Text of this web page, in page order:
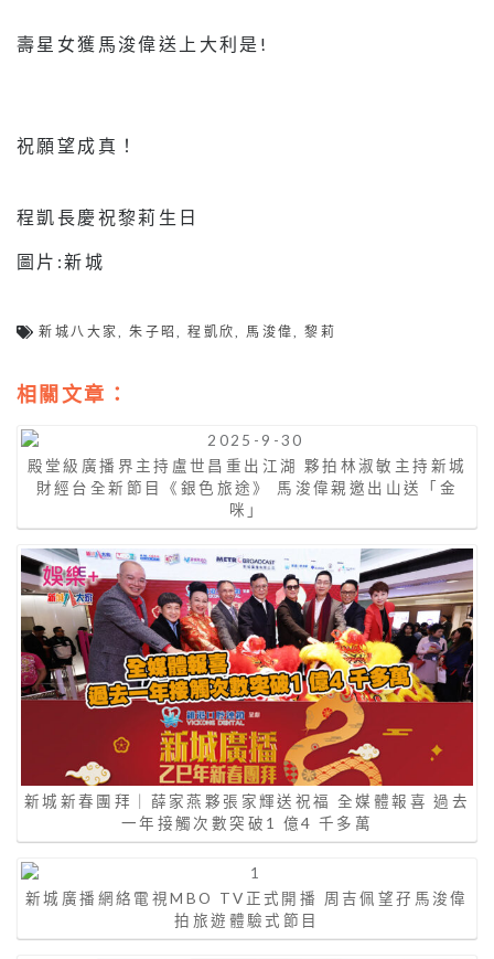
壽星女獲馬浚偉送上大利是!
祝願望成真！
程凱長慶祝黎莉生日
圖片:新城
新城八大家,朱子昭,程凱欣, 馬浚偉,黎莉
相關文章：
殿堂級廣播界主持盧世昌重出江湖 夥拍林淑敏主持新城
財經台全新節目《銀色旅途》 馬浚偉親邀出山送「金
咪」
新城新春團拜｜薛家燕夥張家輝送祝福 全媒體報喜 過去
一年接觸次數突破1 億4 千多萬
新城廣播網絡電視MBO TV正式開播 周吉佩望孖馬浚偉
拍旅遊體驗式節目